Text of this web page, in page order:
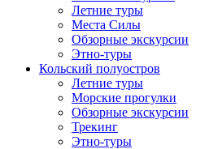
Летние туры
Места Силы
Обзорные экскурсии
Этно-туры
Кольский полуостров
Летние туры
Морские прогулки
Обзорные экскурсии
Трекинг
Этно-туры